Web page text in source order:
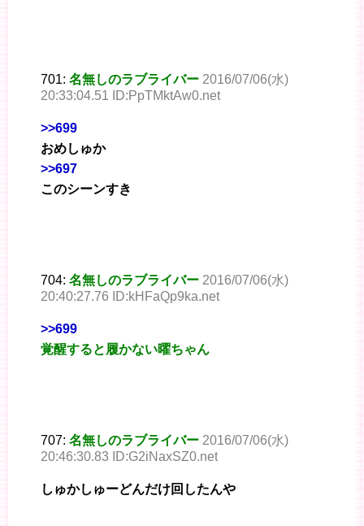
701: 名無しのラブライバー 2016/07/06(水)
20:33:04.51 ID:PpTMktAw0.net
>>699
おめしゅか
>>697
このシーンすき
704: 名無しのラブライバー 2016/07/06(水)
20:40:27.76 ID:kHFaQp9ka.net
>>699
覚醒すると履かない曜ちゃん
707: 名無しのラブライバー 2016/07/06(水)
20:46:30.83 ID:G2iNaxSZ0.net
しゅかしゅーどんだけ回したんや